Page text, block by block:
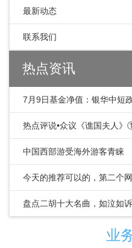
最新动态
联系我们
热点资讯
7月9日基金净值：银华中短
1.0341，涨0.07%
热点评说•众议《谯国夫人
中国西部游受海外游客青睐
今天的推荐可以的，第二个
盘点二胡十大名曲，如泣如
业